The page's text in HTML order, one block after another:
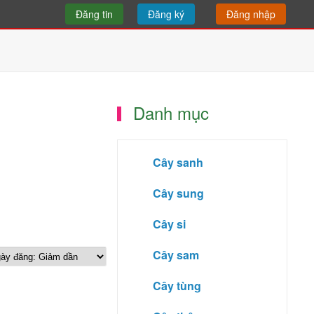
Đăng tin Đăng ký Đăng nhập
Danh mục
Cây sanh
Cây sung
Cây si
Cây sam
Cây tùng